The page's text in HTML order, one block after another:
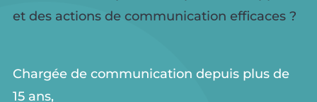
et des actions de communication efficaces ?
Chargée de communication depuis plus de
15 ans,